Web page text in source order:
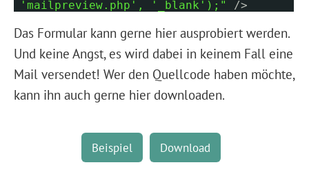
'mailpreview.php', '_blank');"
/>
Das Formular kann gerne hier ausprobiert werden.
Und keine Angst, es wird dabei in keinem Fall eine
Mail versendet! Wer den Quellcode haben möchte,
kann ihn auch gerne hier downloaden.
Beispiel Download